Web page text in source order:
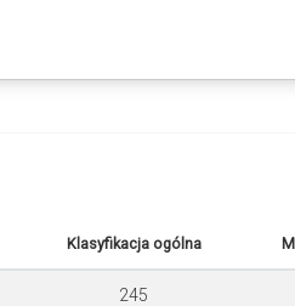
Klasyfikacja ogólna
245